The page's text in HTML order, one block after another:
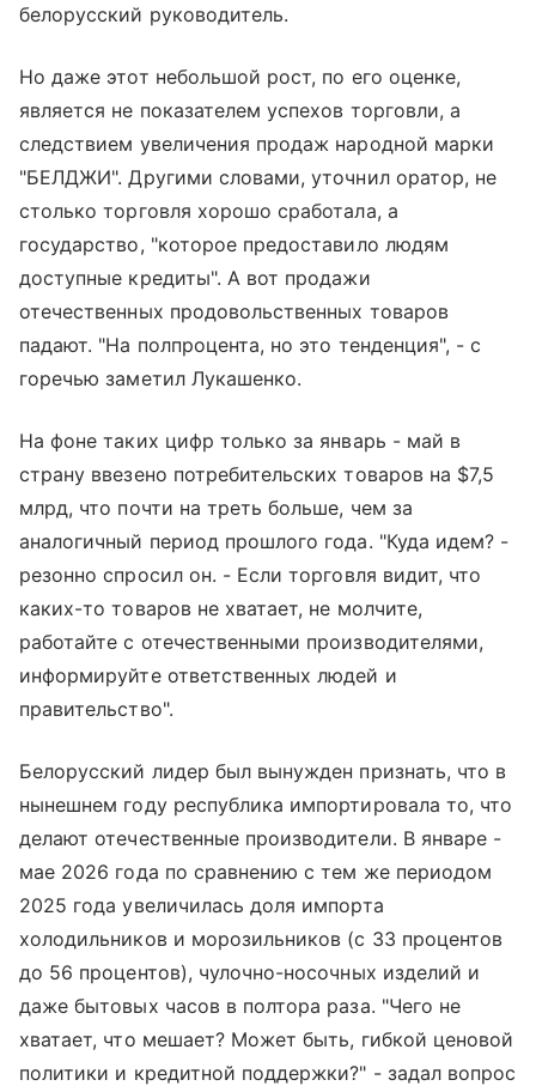
белорусский руководитель.
Но даже этот небольшой рост, по его оценке,
является не показателем успехов торговли, а
следствием увеличения продаж народной марки
"БЕЛДЖИ". Другими словами, уточнил оратор, не
столько торговля хорошо сработала, а
государство, "которое предоставило людям
доступные кредиты". А вот продажи
отечественных продовольственных товаров
падают. "На полпроцента, но это тенденция", - с
горечью заметил Лукашенко.
На фоне таких цифр только за январь - май в
страну ввезено потребительских товаров на $7,5
млрд, что почти на треть больше, чем за
аналогичный период прошлого года. "Куда идем? -
резонно спросил он. - Если торговля видит, что
каких-то товаров не хватает, не молчите,
работайте с отечественными производителями,
информируйте ответственных людей и
правительство".
Белорусский лидер был вынужден признать, что в
нынешнем году республика импортировала то, что
делают отечественные производители. В январе -
мае 2026 года по сравнению с тем же периодом
2025 года увеличилась доля импорта
холодильников и морозильников (с 33 процентов
до 56 процентов), чулочно-носочных изделий и
даже бытовых часов в полтора раза. "Чего не
хватает, что мешает? Может быть, гибкой ценовой
политики и кредитной поддержки?" - задал вопрос